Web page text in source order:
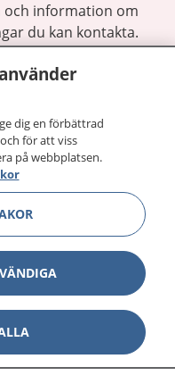
och information om
du kan kontakta.
och göra dina
1177 för
bättre.
Visa
Visa
Visa
dig en förbättrad
för att viss
på webbplatsen.